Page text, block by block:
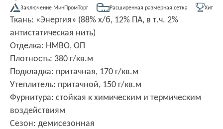
Заключение МинПромТорг Расширенная размерная сетка Хит
Ткань: «Энергия» (88% х/б, 12% ПА, в т.ч. 2%
антистатическая нить)
Отделка: НМВО, ОП
Плотность: 380 г/кв.м
Подкладка: притачная, 170 г/кв.м
Утеплитель: притачной, 150 г/кв.м
Фурнитура: стойкая к химическим и термическим
воздействиям
Сезон: демисезонная